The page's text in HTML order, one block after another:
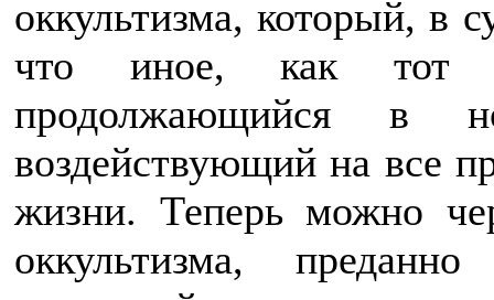
оккультизма, который, в
что иное, как тот
продолжающийся в
воздействующий на все
жизни. Теперь можно
оккультизма,